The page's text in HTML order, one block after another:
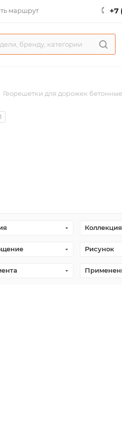
маршрут +7
Георешетки для дорожек бетонные
1
Коллекция
Рисунок